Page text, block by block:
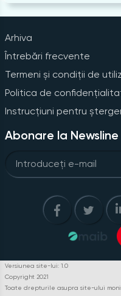
Arhiva
Întrebări frecvente
Termeni și condiții de
Politica de
Instrucțiuni pentru
Abonare la Newsline
Versiunea site-lui: 1.0
Copyright 2021
Toate drepturile asupra site-ului